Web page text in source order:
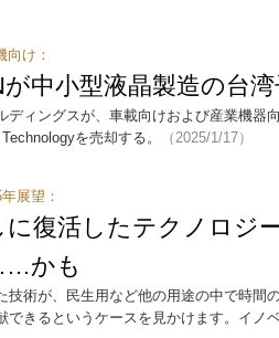
向け：
が中小型液晶製造の台
ディングスが、車載向けおよび産業機器
を売却する。
（2025/1/17）
展望：
に復活したテクノロジ
かも
技術が、民生用など他の用途の中で時間
できるというケースを見かけます。イノ